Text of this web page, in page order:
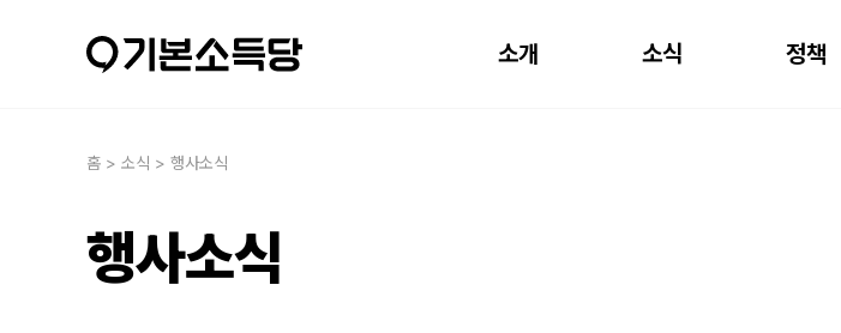
소개 소식 정책
홈 > 소식 > 행사소식
행사소식